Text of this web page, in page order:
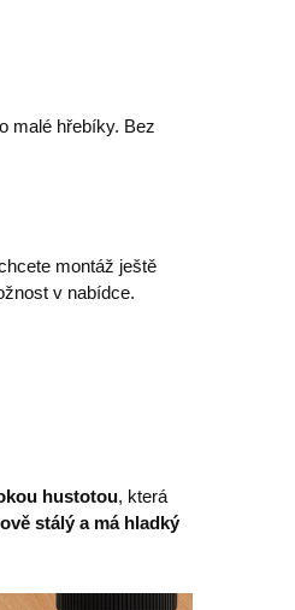
malé hřebíky. Bez
montáž ještě
v nabídce.
hustotou, která
stálý a má hladký